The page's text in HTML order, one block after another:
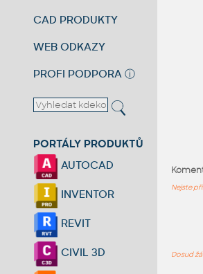
CAD PRODUKTY
WEB ODKAZY
PROFI PODPORA ⓘ
PORTÁLY PRODUKTŮ
AUTOCAD
INVENTOR
REVIT
CIVIL 3D
Nejste
Dosud